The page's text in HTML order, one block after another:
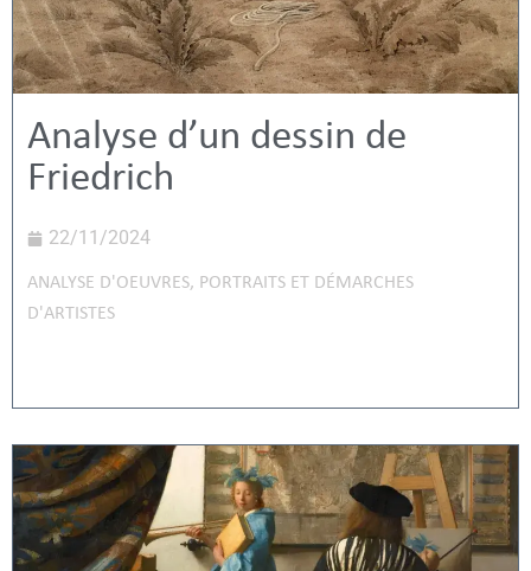
Analyse d’un dessin de
Friedrich
22/11/2024
ANALYSE D'OEUVRES, PORTRAITS ET DÉMARCHES
D'ARTISTES